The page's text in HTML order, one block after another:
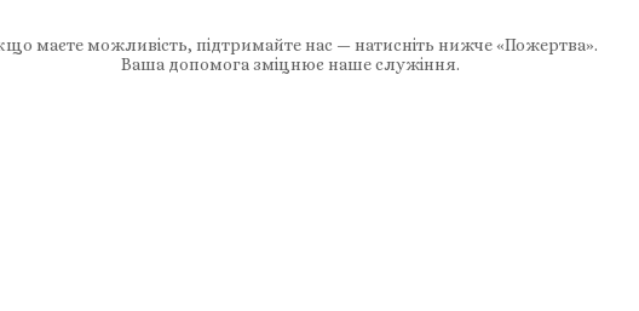
маєте можливість, підтримайте нас — натисніть нижче «Пожертва».
Ваша допомога зміцнює наше служіння.